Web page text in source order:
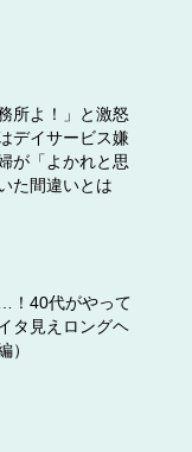
所よ！」と激怒
デイサービス嫌
が「よかれと思
た間違いとは
！40代がやって
タ見えロングヘ
）